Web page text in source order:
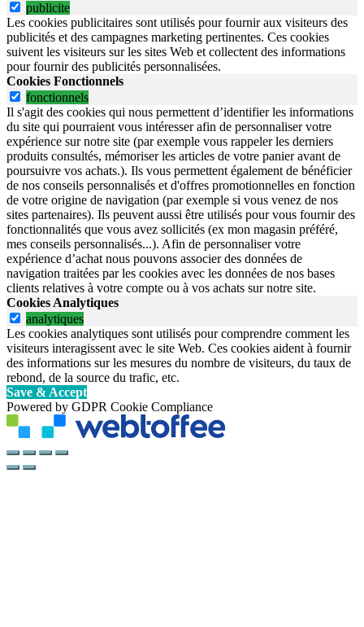
publicite
Les cookies publicitaires sont utilisés pour fournir aux visiteurs des
publicités et des campagnes marketing pertinentes. Ces cookies
suivent les visiteurs sur les sites Web et collectent des informations
pour fournir des publicités personnalisées.
Cookies Fonctionnels
fonctionnels
Il s'agit des cookies qui nous permettent d’identifier les informations
du site qui pourraient vous intéresser afin de personnaliser votre
expérience sur notre site (par exemple vous rappeler les derniers
produits consultés, mémoriser les articles de votre panier avant de
poursuivre vos achats.). Ils vous permettent également de bénéficier
de nos conseils personnalisés et d'offres promotionnelles en fonction
de votre origine de navigation (par exemple si vous venez de nos
sites partenaires). Ils peuvent aussi être utilisés pour vous fournir des
fonctionnalités que vous avez sollicités (ex mon magasin préféré,
mes conseils personnalisés...). Afin de personnaliser votre
expérience d’achat nous pouvons associer des données de
navigation traitées par les cookies avec les données de nos bases
clients relatives à votre compte ou à vos achats sur notre site.
Cookies Analytiques
analytiques
Les cookies analytiques sont utilisés pour comprendre comment les
visiteurs interagissent avec le site Web. Ces cookies aident à fournir
des informations sur les mesures du nombre de visiteurs, du taux de
rebond, de la source du trafic, etc.
Save & Accept
Powered by GDPR Cookie Compliance